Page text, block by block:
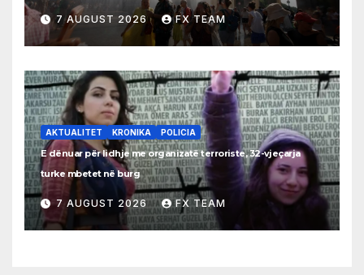
7 AUGUST 2026 FX TEAM
AKTUALITET KRONIKA POLICIA
E dënuar për lidhje me organizatë terroriste, 32-vjeçarja
turke mbetet në burg
7 AUGUST 2026 FX TEAM